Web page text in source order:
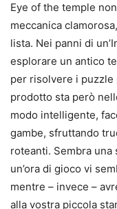
Eye of the temple
meccanica
lista. Nei panni di
esplorare un antico
per risolvere i puzzle
prodotto sta però
modo intelligente,
gambe, sfruttando
roteanti. Sembra una
un’ora di gioco vi
mentre – invece –
alla vostra piccola